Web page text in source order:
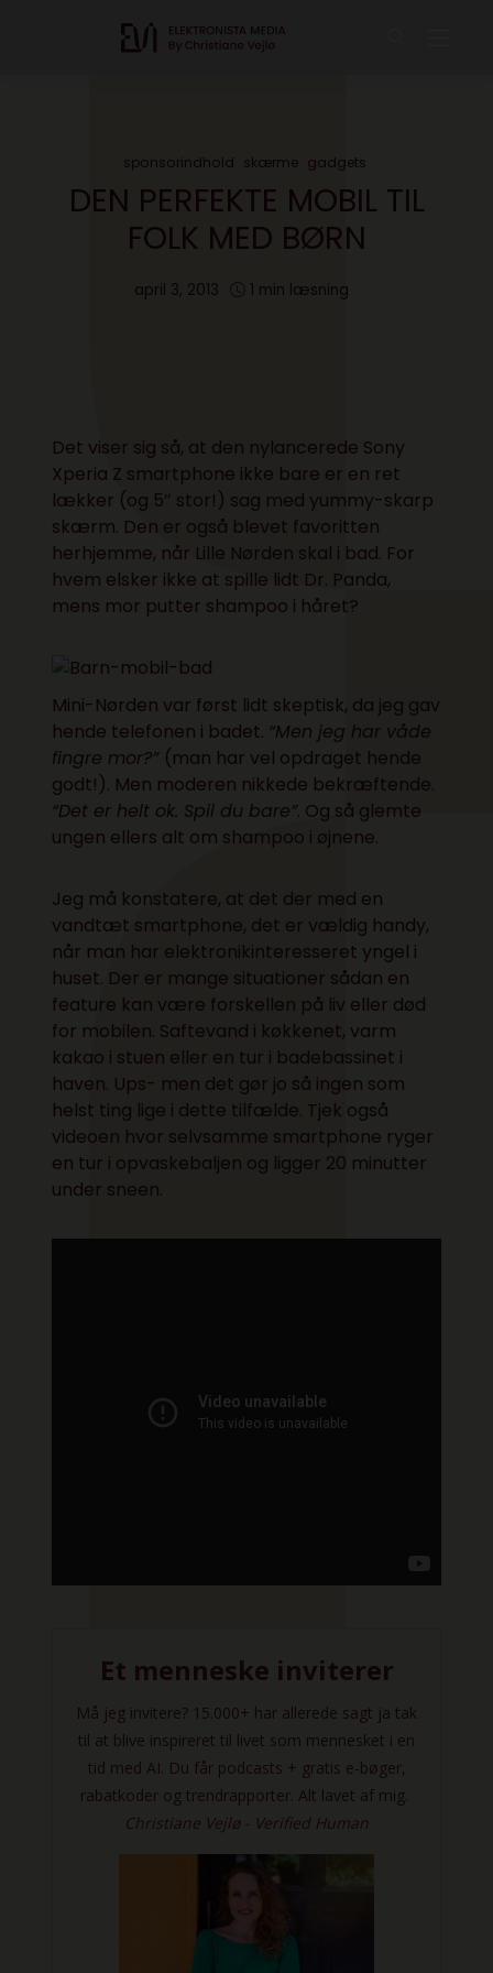
sponsorindhold skærme gadgets
DEN PERFEKTE MOBIL TIL
FOLK MED BØRN
april 3, 2013 1 min læsning
Det viser sig så, at den nylancerede Sony
Xperia Z smartphone ikke bare er en ret
lækker (og 5″ stor!) sag med yummy-skarp
skærm. Den er også blevet favoritten
herhjemme, når Lille Nørden skal i bad. For
hvem elsker ikke at spille lidt Dr. Panda,
mens mor putter shampoo i håret?
Mini-Nørden var først lidt skeptisk, da jeg gav
hende telefonen i badet. “Men jeg har våde
fingre mor?” (man har vel opdraget hende
godt!). Men moderen nikkede bekræftende.
“Det er helt ok. Spil du bare”. Og så glemte
ungen ellers alt om shampoo i øjnene.
Jeg må konstatere, at det der med en
vandtæt smartphone, det er vældig handy,
når man har elektronikinteresseret yngel i
huset. Der er mange situationer sådan en
feature kan være forskellen på liv eller død
for mobilen. Saftevand i køkkenet, varm
kakao i stuen eller en tur i badebassinet i
haven. Ups- men det gør jo så ingen som
helst ting lige i dette tilfælde. Tjek også
videoen hvor selvsamme smartphone ryger
en tur i opvaskebaljen og ligger 20 minutter
under sneen.